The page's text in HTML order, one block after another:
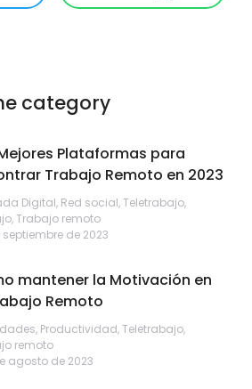
category
Plataformas para
Trabajo Remoto en 2023
Digital, Red social,Teletrabajo,
,Trabajo remoto
septiembre de 2023
mantener la Motivación en
Remoto
, Productividad,Teletrabajo,
remoto
agosto de 2023